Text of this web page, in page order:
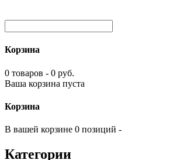
Корзина
0 товаров - 0 руб.
Ваша корзина пуста
Корзина
В вашей корзине 0 позиций -
Категории